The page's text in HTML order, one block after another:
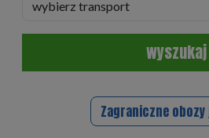
wyszukaj
Zagraniczne obozy